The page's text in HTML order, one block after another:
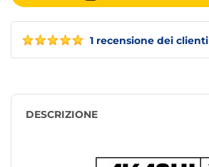
1 recensione dei clienti
DESCRIZIONE